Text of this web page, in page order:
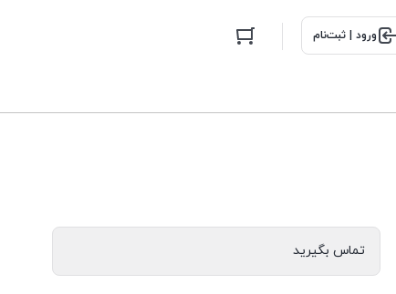
ورود | ثبت‌نام
تماس بگیرید